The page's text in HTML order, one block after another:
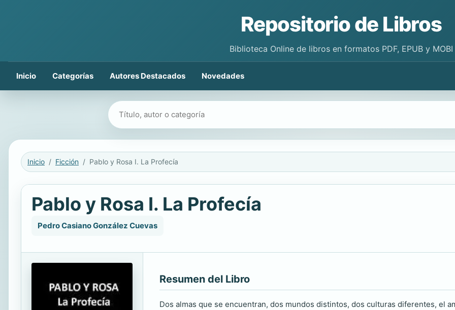
Repositorio de Libros
Biblioteca Online de libros en formatos PDF, EPUB y MOBI
Inicio Categorías Autores Destacados Novedades
Buscar libros
Inicio Ficción Pablo y Rosa I. La Profecía
Pablo y Rosa I. La Profecía
Pedro Casiano González Cuevas
Resumen del Libro
Dos almas que se encuentran, dos mundos distintos, dos culturas diferentes, el